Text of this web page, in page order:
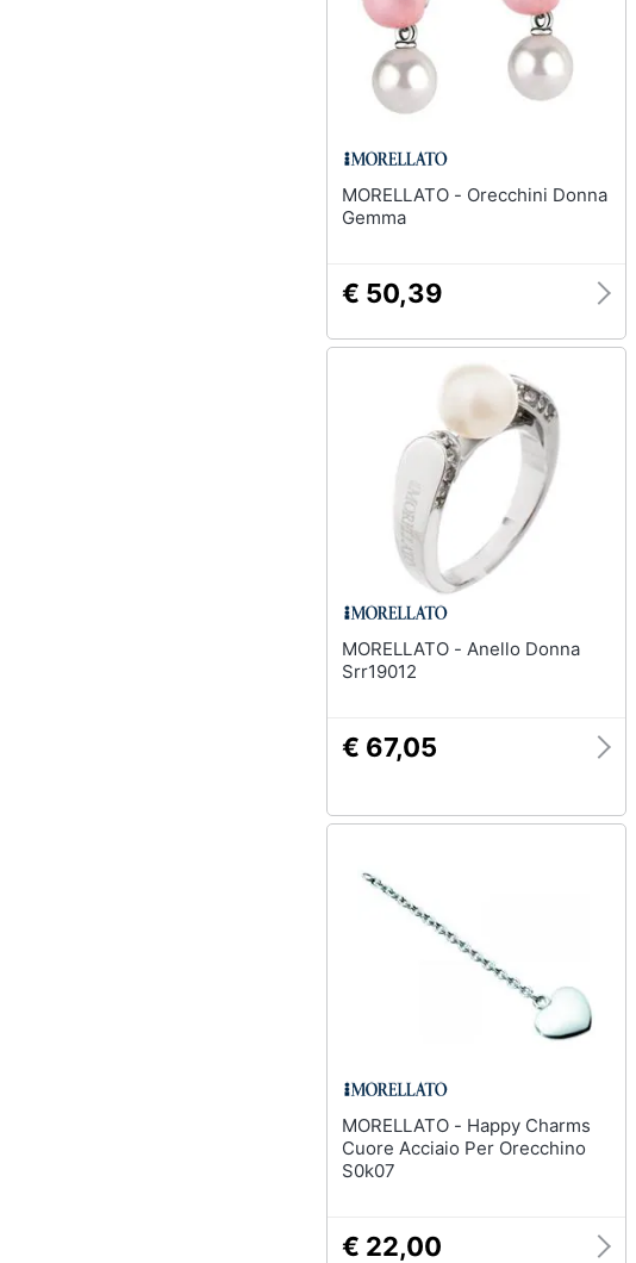
MORELLATO - Orecchini Donna
Gemma
€ 50,39
MORELLATO - Anello Donna
Srr19012
€ 67,05
MORELLATO - Happy Charms
Cuore Acciaio Per Orecchino
S0k07
€ 22,00